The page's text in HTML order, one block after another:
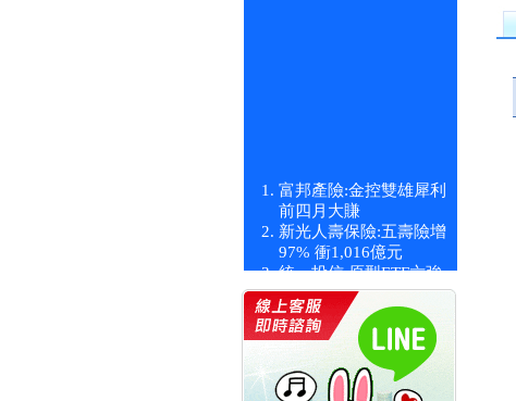
富邦產險:金控雙雄犀利
前四月大賺
新光人壽保險:五壽險增
97% 衝1,016億元
統一投信:原型ETF六強
統一投信:主動式ETF溢
價 被盯上
新光人壽保險:新壽Q1外
價金將達996億
宇辰系統科技:宇辰業績